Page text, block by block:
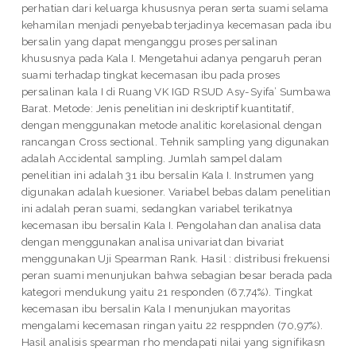
perhatian dari keluarga khususnya peran serta suami selama
kehamilan menjadi penyebab terjadinya kecemasan pada ibu
bersalin yang dapat menganggu proses persalinan
khususnya pada Kala I. Mengetahui adanya pengaruh peran
suami terhadap tingkat kecemasan ibu pada proses
persalinan kala I di Ruang VK IGD RSUD Asy-Syifa’ Sumbawa
Barat. Metode: Jenis penelitian ini deskriptif kuantitatif,
dengan menggunakan metode analitic korelasional dengan
rancangan Cross sectional. Tehnik sampling yang digunakan
adalah Accidental sampling. Jumlah sampel dalam
penelitian ini adalah 31 ibu bersalin Kala I. Instrumen yang
digunakan adalah kuesioner. Variabel bebas dalam penelitian
ini adalah peran suami, sedangkan variabel terikatnya
kecemasan ibu bersalin Kala I. Pengolahan dan analisa data
dengan menggunakan analisa univariat dan bivariat
menggunakan Uji Spearman Rank. Hasil : distribusi frekuensi
peran suami menunjukan bahwa sebagian besar berada pada
kategori mendukung yaitu 21 responden (67,74%). Tingkat
kecemasan ibu bersalin Kala I menunjukan mayoritas
mengalami kecemasan ringan yaitu 22 resppnden (70,97%).
Hasil analisis spearman rho mendapati nilai yang signifikasn